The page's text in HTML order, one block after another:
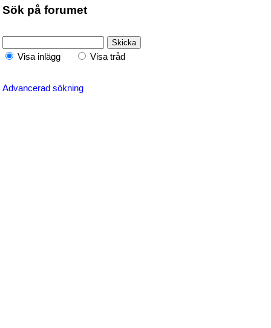
Sök på forumet
Visa inlägg Visa tråd
Advancerad sökning